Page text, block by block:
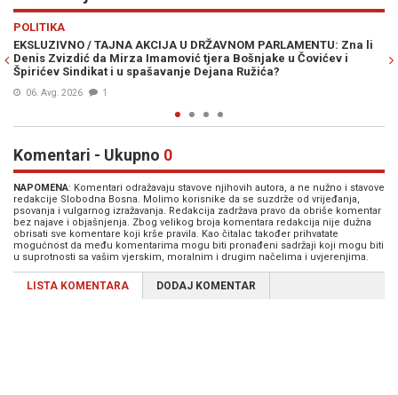
U DRŽAVNOM PARLAMENTU: Zna li
tjera Bošnjake u Čovićev i
Dejana Ružića?
DENIS ZVIZDIĆ OBJASNIO
napredovati na evropskom putu
faktor"
Komentari - Ukupno 0
NAPOMENA: Komentari odražavaju stavove njihovih autora, a ne nužno i stavove
redakcije Slobodna Bosna. Molimo korisnike da se suzdrže od vrijeđanja,
psovanja i vulgarnog izražavanja. Redakcija zadržava pravo da obriše komentar
bez najave i objašnjenja. Zbog velikog broja komentara redakcija nije dužna
obrisati sve komentare koji krše pravila. Kao čitalac također prihvatate
mogućnost da među komentarima mogu biti pronađeni sadržaji koji mogu biti
u suprotnosti sa vašim vjerskim, moralnim i drugim načelima i uvjerenjima.
LISTA KOMENTARA DODAJ KOMENTAR